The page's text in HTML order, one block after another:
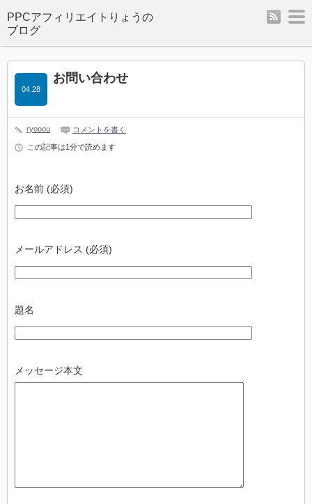
rss
お問い合わせ
04.28
ryooou コメントを書く
この記事は1分で読めます
お名前 (必須)
メールアドレス (必須)
題名
メッセージ本文